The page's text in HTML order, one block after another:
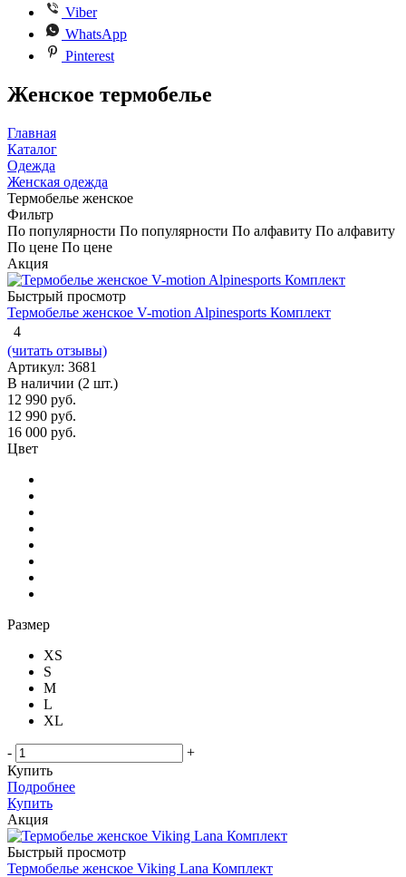
Viber
WhatsApp
Pinterest
Женское термобелье
Главная
Каталог
Одежда
Женская одежда
Термобелье женское
Фильтр
По популярности По популярности По алфавиту По алфавиту
По цене По цене
Акция
Быстрый просмотр
Термобелье женское V-motion Alpinesports Комплект
4
(читать отзывы)
Артикул: 3681
В наличии (2 шт.)
12 990 руб.
12 990 руб.
16 000 руб.
Цвет
Размер
XS
S
M
L
XL
-
+
Купить
Подробнее
Купить
Акция
Быстрый просмотр
Термобелье женское Viking Lana Комплект